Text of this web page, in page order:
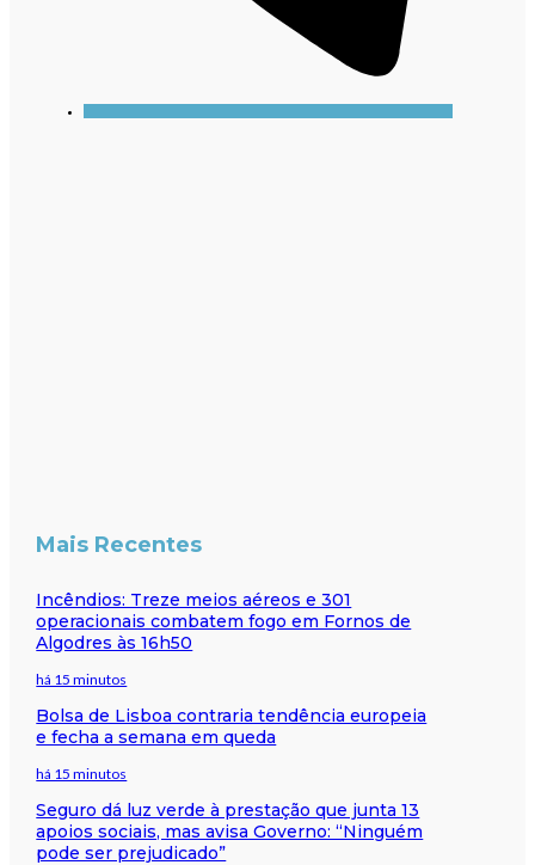
Mais Recentes
Incêndios: Treze meios aéreos e 301
operacionais combatem fogo em Fornos de
Algodres às 16h50
há 15 minutos
Bolsa de Lisboa contraria tendência europeia
e fecha a semana em queda
há 15 minutos
Seguro dá luz verde à prestação que junta 13
apoios sociais, mas avisa Governo: “Ninguém
pode ser prejudicado”